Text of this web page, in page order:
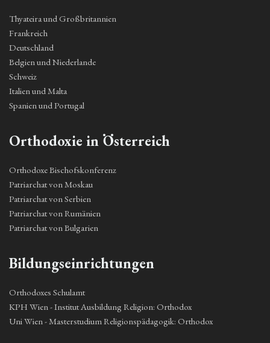
Thyateira und Großbritannien
Frankreich
Deutschland
Belgien und Niederlande
Schweiz
Italien und Malta
Spanien und Portugal
Orthodoxie in Österreich
Orthodoxe Bischofskonferenz
Patriarchat von Moskau
Patriarchat von Serbien
Patriarchat von Rumänien
Patriarchat von Bulgarien
Bildungseinrichtungen
Orthodoxes Schulamt
KPH Wien - Institut Ausbildung Religion: Orthodox
Uni Wien - Masterstudium Religionspädagogik: Orthodox